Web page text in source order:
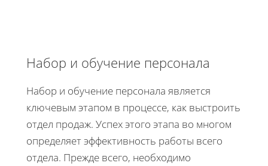
Набор и обучение персонала
Набор и обучение персонала является
ключевым этапом в процессе, как выстроить
отдел продаж. Успех этого этапа во многом
определяет эффективность работы всего
отдела. Прежде всего, необходимо